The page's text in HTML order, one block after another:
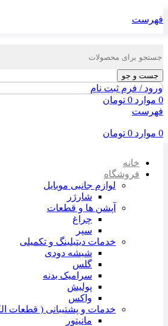
فهرست
جست و جو
ورود / فرم ثبت نام
0 موارد 0 تومان
فهرست
0 موارد 0 تومان
خانه
فروشگاه
لوازم جانبی موبایل
شارژر
آپشن ها و قطعات
چراغ
سپر
خدمات دیتیلینگ و تکمیلی
شیشه دودی
گلس
سرامیک بدنه
پولیش
واکس
خدمات و پشتیبانی ( قطعات
مانیتور